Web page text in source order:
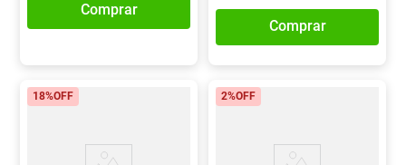
Comprar
Comprar
18%OFF 2%OFF